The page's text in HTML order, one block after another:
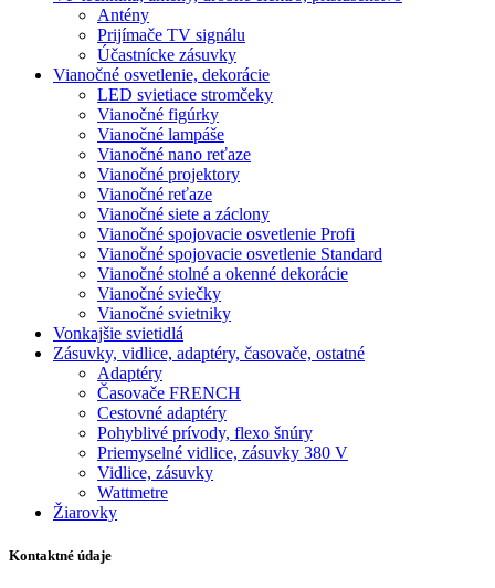
Antény
Prijímače TV signálu
Účastnícke zásuvky
Vianočné osvetlenie, dekorácie
LED svietiace stromčeky
Vianočné figúrky
Vianočné lampáše
Vianočné nano reťaze
Vianočné projektory
Vianočné reťaze
Vianočné siete a záclony
Vianočné spojovacie osvetlenie Profi
Vianočné spojovacie osvetlenie Standard
Vianočné stolné a okenné dekorácie
Vianočné sviečky
Vianočné svietniky
Vonkajšie svietidlá
Zásuvky, vidlice, adaptéry, časovače, ostatné
Adaptéry
Časovače FRENCH
Cestovné adaptéry
Pohyblivé prívody, flexo šnúry
Priemyselné vidlice, zásuvky 380 V
Vidlice, zásuvky
Wattmetre
Žiarovky
Kontaktné údaje